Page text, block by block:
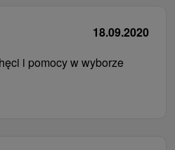
18.09.2020
i pomocy w wyborze